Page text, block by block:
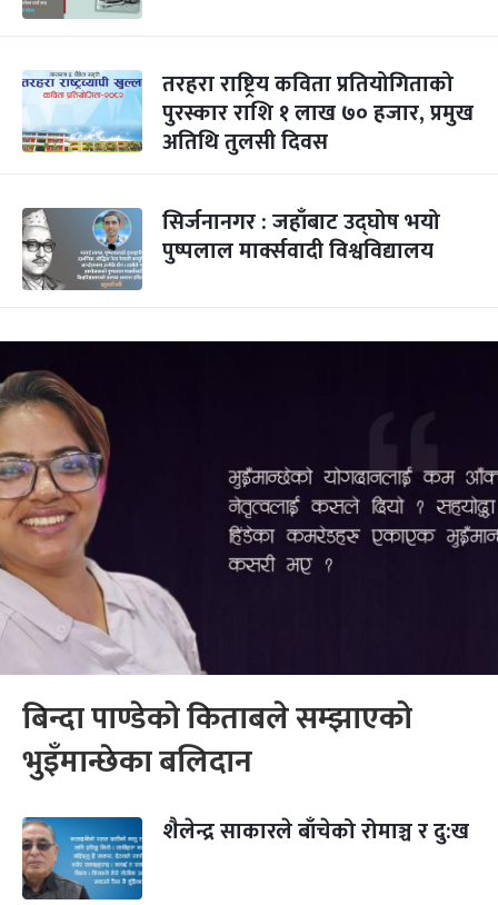
तरहरा राष्ट्रिय कविता प्रतियोगिताको
पुरस्कार राशि १ लाख ७० हजार, प्रमुख
अतिथि तुलसी दिवस
सिर्जनानगर : जहाँबाट उद्घोष भयो
पुष्पलाल मार्क्सवादी विश्वविद्यालय
बिन्दा पाण्डेको किताबले सम्झाएको
भुइँमान्छेका बलिदान
शैलेन्द्र साकारले बाँचेको रोमाञ्च र दु:ख